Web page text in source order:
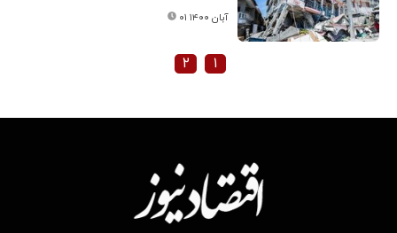
۰۱ آبان ۱۴۰۰
۱ ۲